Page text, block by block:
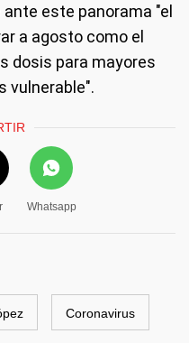
este panorama "el
a agosto como el
dosis para mayores
vulnerable".
Whatsapp
Coronavirus